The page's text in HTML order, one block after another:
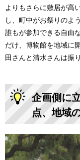
よりもさらに敷居が高
し、町中がお祭りのよ
誰もが参加できる自由
だけ、博物館を地域に
田さんと清水さんは振
企画側に
点、地域